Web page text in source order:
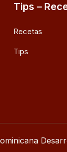
Tips –
Recetas
Tips